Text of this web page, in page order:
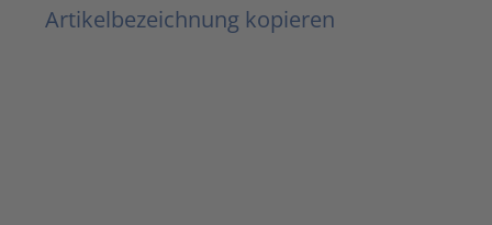
Artikelbezeichnung kopieren